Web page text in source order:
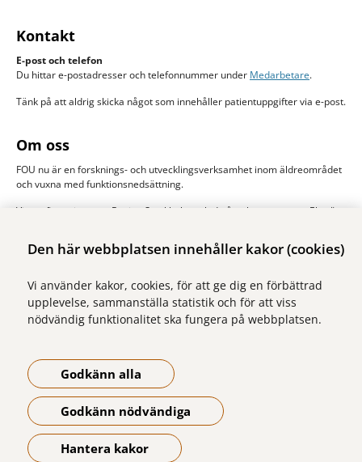
Den här webbplatsen innehåller kakor (cookies)
Vi använder kakor, cookies, för att ge dig en förbättrad
upplevelse, sammanställa statistik och för att viss
nödvändig funktionalitet ska fungera på webbplatsen.
Godkänn alla
Godkänn nödvändiga
Hantera kakor
Kontakt
E-post och telefon
Du hittar e-postadresser och telefonnummer under Medarbetare.
Tänk på att aldrig skicka något som innehåller patientuppgifter via e-post.
Om oss
FOU nu är en forsknings- och utvecklingsverksamhet inom äldreområdet
och vuxna med funktionsnedsättning.
Vi samfinansieras av Region Stockholm och de åtta kommunerna Ekerö,
Upplands Väsby. Huvudman är Stockholms läns sjukvårdsområde, SLSO.